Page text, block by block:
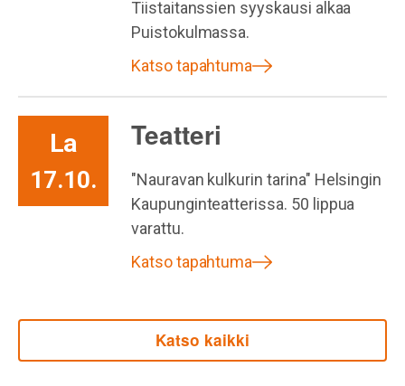
Tiistaitanssien syyskausi alkaa
Puistokulmassa.
Katso tapahtuma
La
17.10.
Teatteri
"Nauravan kulkurin tarina" Helsingin
Kaupunginteatterissa. 50 lippua
varattu.
Katso tapahtuma
Katso kaikki